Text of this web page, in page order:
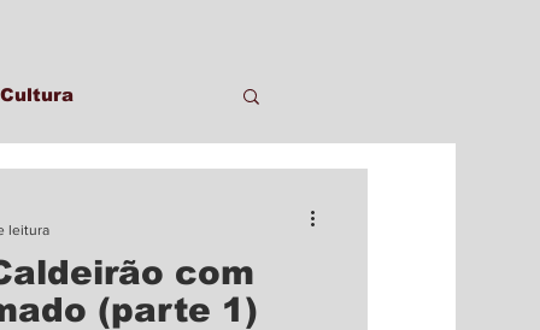
com
(parte 1)
leitura